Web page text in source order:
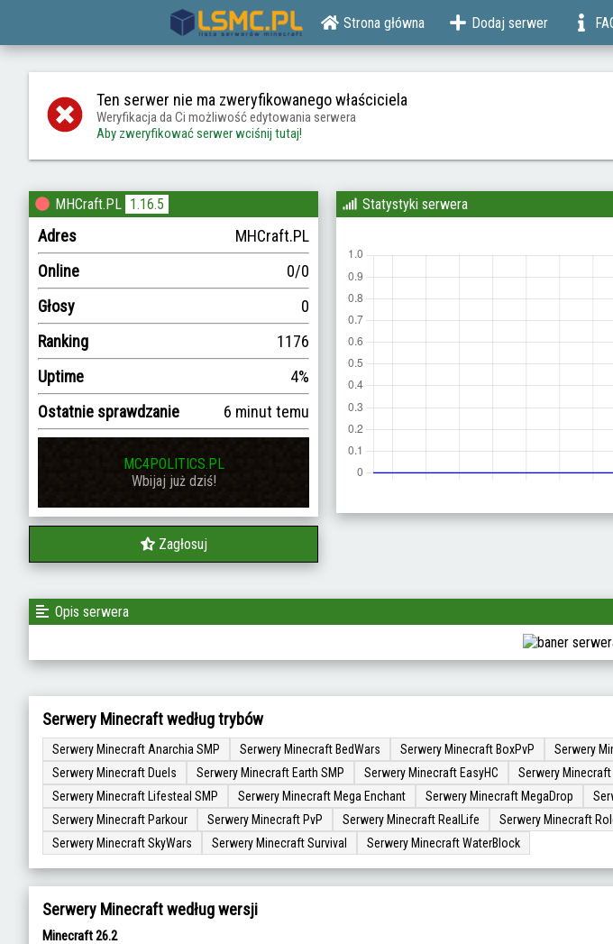
Strona główna Dodaj serwer
Ten serwer nie ma zweryfikowanego właściciela
Weryfikacja da Ci możliwość edytowania serwera
Aby zweryfikować serwer wciśnij tutaj!
MHCraft.PL 1.16.5
Adres
MHCraft.PL
Online
0/0
Głosy
0
Ranking
1176
Uptime
4%
Ostatnie sprawdzanie
6 minut temu
MC4POLITICS.PL
Wbijaj już dziś!
Zagłosuj
Statystyki serwera
Opis serwera
Serwery Minecraft według trybów
Serwery Minecraft Anarchia SMP Serwery Minecraft BedWars Serwery Minecraft BoxPvP Serwery
Serwery Minecraft Duels
Serwery Minecraft Earth SMP Serwery Minecraft EasyHC Serwery
Serwery Minecraft Lifesteal SMP
Serwery Minecraft Mega Enchant Serwery Minecraft MegaDrop
Serwery Minecraft Parkour
Serwery Minecraft PvP Serwery Minecraft RealLife Serwery Minecraft
Serwery Minecraft SkyWars
Serwery Minecraft Survival Serwery Minecraft WaterBlock
Serwery Minecraft według wersji
Minecraft 26.2